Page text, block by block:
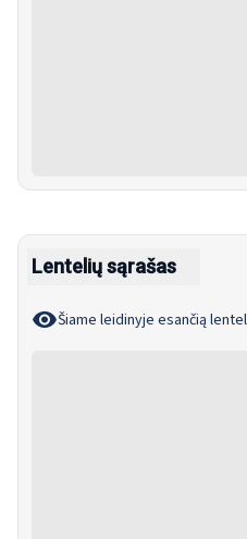
Lentelių sąrašas
Šiame leidinyje esančią